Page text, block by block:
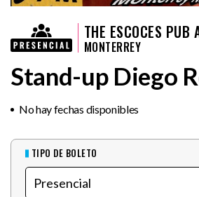
THE ESCOCES PUB
MONTERREY
Stand-up Diego
No hay fechas disponibles
TIPO DE BOLETO